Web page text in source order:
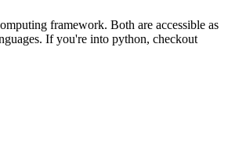
framework. Both are accessible as
If you're into python, checkout